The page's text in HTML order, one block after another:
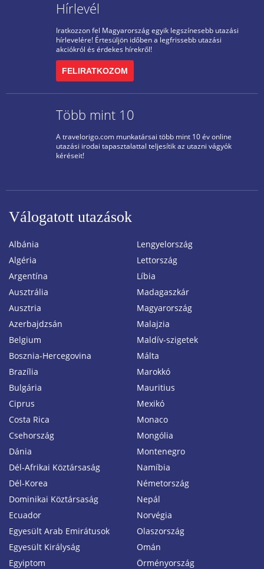
Hírlevél
Iratkozzon fel Magyarország egyik legszínesebb utazási
hírlevelére! Értesüljön időben a legfrissebb utazási
akciókról és érdekes hírekről!
FELIRATKOZOM
Több mint 10
A travelorigo.com munkatársai több mint 10 év online
utazási irodai tapasztalattal teljesítik az utazni vágyók
kéréseit!
Válogatott utazások
Albánia
Algéria
Argentína
Ausztrália
Ausztria
Azerbajdzsán
Belgium
Bosznia-Hercegovina
Brazília
Bulgária
Ciprus
Costa Rica
Csehország
Dánia
Dél-Afrikai Köztársaság
Dél-Korea
Dominikai Köztársaság
Ecuador
Egyesült Arab Emirátusok
Egyesült Királyság
Egyiptom
Lengyelország
Lettország
Líbia
Madagaszkár
Magyarország
Malajzia
Maldív-szigetek
Málta
Marokkó
Mauritius
Mexikó
Monaco
Mongólia
Montenegro
Namíbia
Németország
Nepál
Norvégia
Olaszország
Omán
Örményország